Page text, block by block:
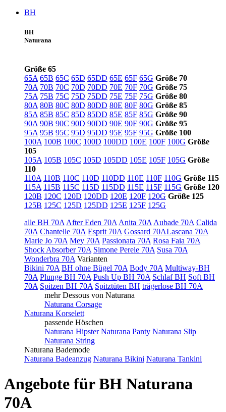
BH
BH
Naturana
Größe 65
65A 65B 65C 65D 65DD 65E 65F 65G Größe 70
70A 70B 70C 70D 70DD 70E 70F 70G Größe 75
75A 75B 75C 75D 75DD 75E 75F 75G Größe 80
80A 80B 80C 80D 80DD 80E 80F 80G Größe 85
85A 85B 85C 85D 85DD 85E 85F 85G Größe 90
90A 90B 90C 90D 90DD 90E 90F 90G Größe 95
95A 95B 95C 95D 95DD 95E 95F 95G Größe 100
100A 100B 100C 100D 100DD 100E 100F 100G Größe
105
105A 105B 105C 105D 105DD 105E 105F 105G Größe
110
110A 110B 110C 110D 110DD 110E 110F 110G Größe 115
115A 115B 115C 115D 115DD 115E 115F 115G Größe 120
120B 120C 120D 120DD 120E 120F 120G Größe 125
125B 125C 125D 125DD 125E 125F 125G
alle BH 70A After Eden 70A Anita 70A Aubade 70A Calida
70A Chantelle 70A Esprit 70A Gossard 70ALascana 70A
Marie Jo 70A Mey 70A Passionata 70A Rosa Faia 70A
Shock Absorber 70A Simone Perele 70A Susa 70A
Wonderbra 70A Varianten
Bikini 70A BH ohne Bügel 70A Body 70A Multiway-BH
70A Plunge BH 70A Push Up BH 70A Schlaf BH Soft BH
70A Spitzen BH 70A Spitztüten BH trägerlose BH 70A
mehr Dessous von Naturana
Naturana Corsage
Naturana Korselett
passende Höschen
Naturana Hipster Naturana Panty Naturana Slip
Naturana String
Naturana Bademode
Naturana Badeanzug Naturana Bikini Naturana Tankini
Angebote für BH Naturana
70A